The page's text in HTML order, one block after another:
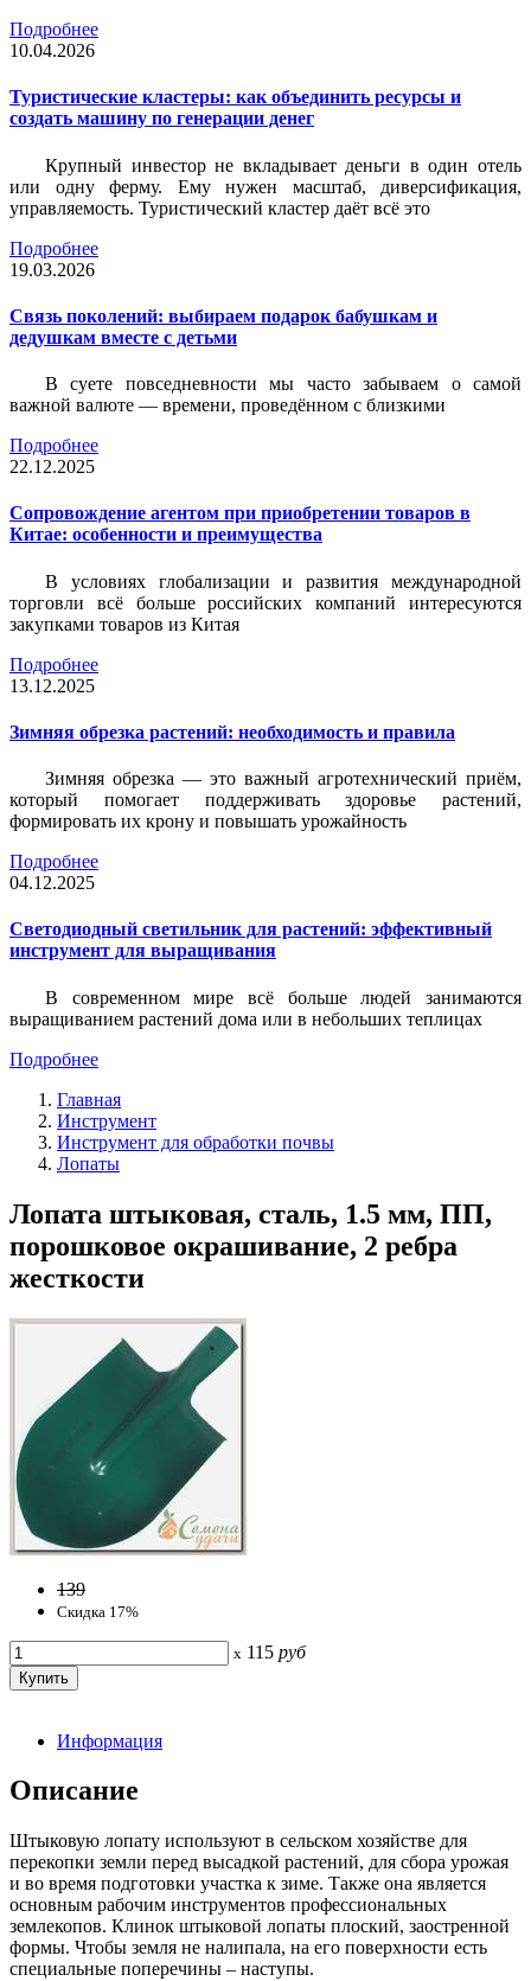
Подробнее
10.04.2026
Туристические кластеры: как объединить ресурсы и
создать машину по генерации денег
Крупный инвестор не вкладывает деньги в один отель
или одну ферму. Ему нужен масштаб, диверсификация,
управляемость. Туристический кластер даёт всё это
Подробнее
19.03.2026
Связь поколений: выбираем подарок бабушкам и
дедушкам вместе с детьми
В суете повседневности мы часто забываем о самой
важной валюте — времени, проведённом с близкими
Подробнее
22.12.2025
Сопровождение агентом при приобретении товаров в
Китае: особенности и преимущества
В условиях глобализации и развития международной
торговли всё больше российских компаний интересуются
закупками товаров из Китая
Подробнее
13.12.2025
Зимняя обрезка растений: необходимость и правила
Зимняя обрезка — это важный агротехнический приём,
который помогает поддерживать здоровье растений,
формировать их крону и повышать урожайность
Подробнее
04.12.2025
Светодиодный светильник для растений: эффективный
инструмент для выращивания
В современном мире всё больше людей занимаются
выращиванием растений дома или в небольших теплицах
Подробнее
Главная
Инструмент
Инструмент для обработки почвы
Лопаты
Лопата штыковая, сталь, 1.5 мм, ПП,
порошковое окрашивание, 2 ребра
жесткости
139
Скидка 17%
x 115 руб
Информация
Описание
Штыковую лопату используют в сельском хозяйстве для
перекопки земли перед высадкой растений, для сбора урожая
и во время подготовки участка к зиме. Также она является
основным рабочим инструментов профессиональных
землекопов. Клинок штыковой лопаты плоский, заостренной
формы. Чтобы земля не налипала, на его поверхности есть
специальные поперечины – наступы.